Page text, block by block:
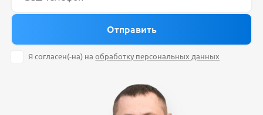
Я согласен(-на) наобработку персональных данных